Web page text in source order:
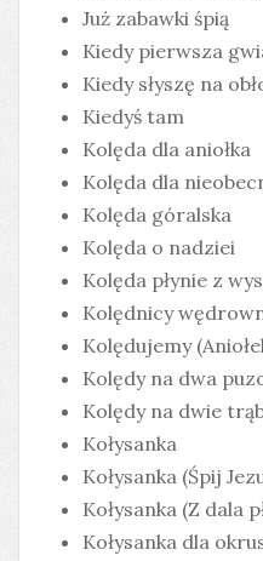
Już zabawki śpią
Kiedy pierwsza
Kiedy słyszę na
Kiedyś tam
Kolęda dla aniołka
Kolęda dla
Kolęda góralska
Kolęda o nadziei
Kolęda płynie z
Kolędnicy
Kolędujemy
Kolędy na dwa
Kolędy na dwie
Kołysanka
Kołysanka (Śpij
Kołysanka (Z dala
Kołysanka dla